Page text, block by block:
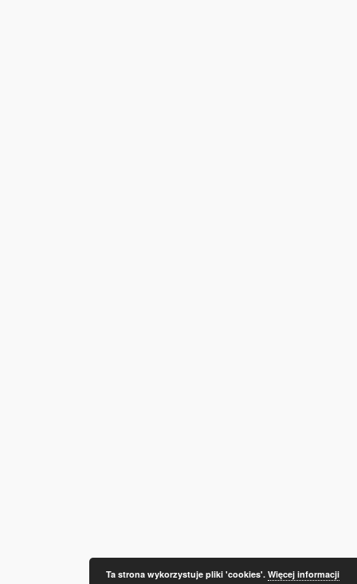
Ta strona wykorzystuje pliki 'cookies'. Więcej informacji